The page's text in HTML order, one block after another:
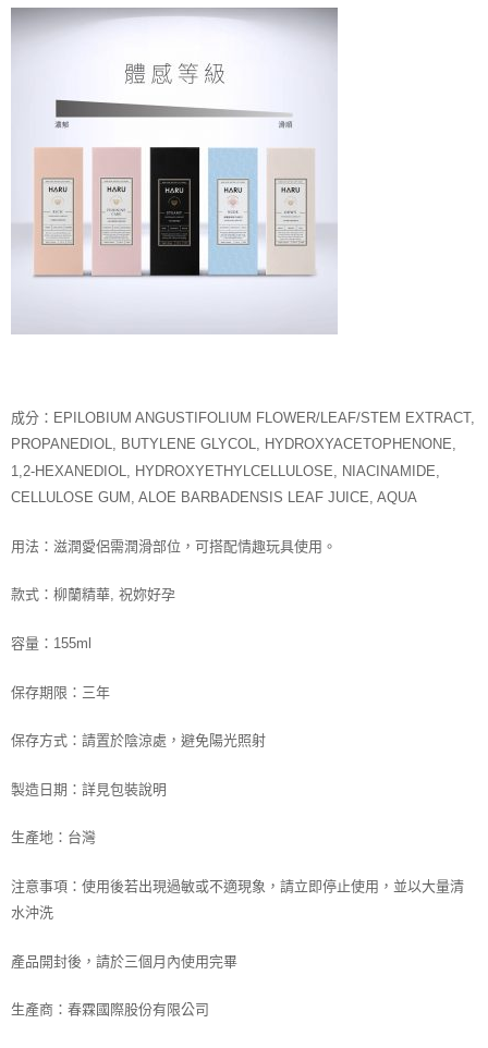
成分：EPILOBIUM ANGUSTIFOLIUM FLOWER/LEAF/STEM EXTRACT,
PROPANEDIOL, BUTYLENE GLYCOL, HYDROXYACETOPHENONE,
1,2-HEXANEDIOL, HYDROXYETHYLCELLULOSE, NIACINAMIDE,
CELLULOSE GUM, ALOE BARBADENSIS LEAF JUICE, AQUA
用法：滋潤愛侶需潤滑部位，可搭配情趣玩具使用。
款式：柳蘭精華, 祝妳好孕
容量：155ml
保存期限：三年
保存方式：請置於陰涼處，避免陽光照射
製造日期：詳見包裝說明
生產地：台灣
注意事項：使用後若出現過敏或不適現象，請立即停止使用，並以大量清
水沖洗
產品開封後，請於三個月內使用完畢
生產商：春霖國際股份有限公司